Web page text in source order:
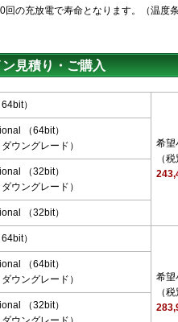
の充放電で寿命となります。（温度
見積り・ご購入
）
希望
（
（64bit）
ウングレード）
（32bit）
ウングレード）
（32bit）
）
希望
（
（64bit）
ウングレード）
（32bit）